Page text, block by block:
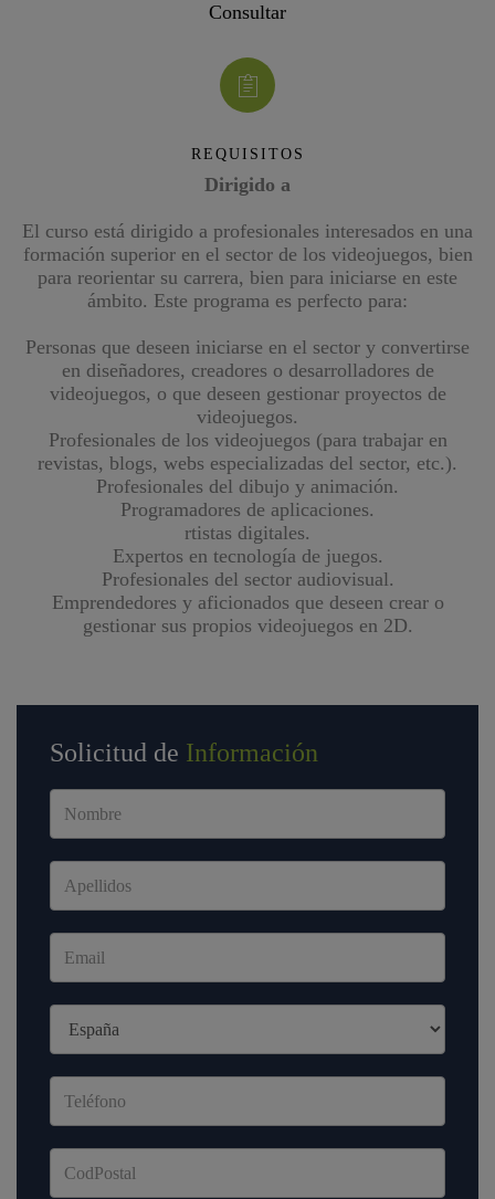
Consultar
REQUISITOS
Dirigido a
El curso está dirigido a profesionales interesados en una
formación superior en el sector de los videojuegos, bien
para reorientar su carrera, bien para iniciarse en este
ámbito. Este programa es perfecto para:
Personas que deseen iniciarse en el sector y convertirse
en diseñadores, creadores o desarrolladores de
videojuegos, o que deseen gestionar proyectos de
videojuegos.
Profesionales de los videojuegos (para trabajar en
revistas, blogs, webs especializadas del sector, etc.).
Profesionales del dibujo y animación.
Programadores de aplicaciones.
rtistas digitales.
Expertos en tecnología de juegos.
Profesionales del sector audiovisual.
Emprendedores y aficionados que deseen crear o
gestionar sus propios videojuegos en 2D.
Solicitud de Información